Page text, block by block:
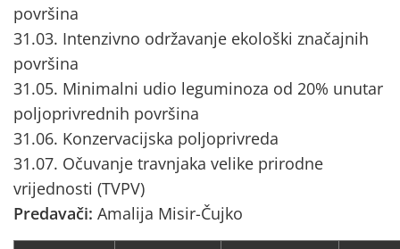
površina
31.03. Intenzivno održavanje ekološki značajnih
površina
31.05. Minimalni udio leguminoza od 20% unutar
poljoprivrednih površina
31.06. Konzervacijska poljoprivreda
31.07. Očuvanje travnjaka velike prirodne
vrijednosti (TVPV)
Predavači: Amalija Misir-Čujko